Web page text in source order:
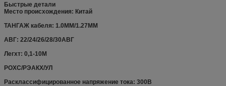
Быстрые детали
Место происхождения: Китай
ТАНГАЖ кабеля: 1.0ММ/1.27ММ
АВГ: 22/24/26/28/30АВГ
Легхт: 0,1-10М
РОХС/РЭАКХ/УЛ
Расклассифицированное напряжение тока: 300В